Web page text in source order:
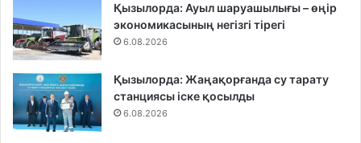
Қызылорда: Ауыл шаруашылығы – өңір
экономикасының негізгі тірегі
6.08.2026
Қызылорда: Жаңақорғанда су тарату
станциясы іске қосылды
6.08.2026